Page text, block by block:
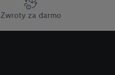
Zwroty za darmo